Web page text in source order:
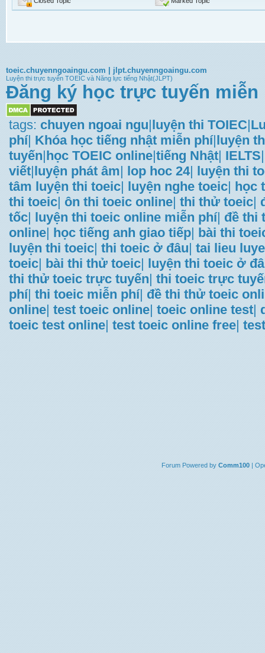
toeic.chuyenngoaingu.com jlpt.chuyenngoaingu.com
Luyện thi trực tuyến TOEIC và Năng lực tiếng Nhật(JLPT)
Đăng ký học trực tuyến miễn
tags: chuyen ngoai ngu|luyện thi TOIEC|
phí| Khóa học tiếng nhật miễn phí|luyện
tuyến|học TOEIC online|tiếng Nhật| IELTS|
viết|luyện phát âm| lop hoc 24| luyện thi
tâm luyện thi toeic| luyện nghe toeic| học
thi toeic| ôn thi toeic online| thi thử toeic|
tốc| luyện thi toeic online miễn phí| đề thi
online| học tiếng anh giao tiếp| bài thi
luyện thi toeic| thi toeic ở đâu| tai lieu
toeic| bài thi thử toeic| luyện thi toeic ở
thi thử toeic trực tuyến| thi toeic trực
phí| thi toeic miễn phí| đề thi thử toeic
online| test toeic online| toeic online test|
toeic test online| test toeic online free|
Forum Powered by Comm100 |